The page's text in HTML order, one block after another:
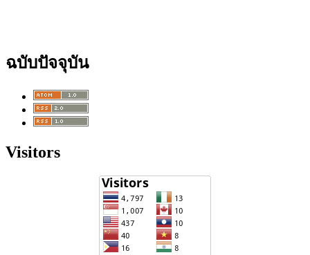
ฉบับปัจจุบัน
Visitors